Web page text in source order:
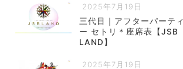
2025年7月19日
三代目｜アフターパーティ
ー セトリ＊座席表【JSB
LAND】
2025年7月19日